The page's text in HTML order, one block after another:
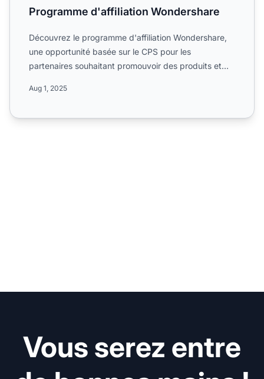
Programme d'affiliation Wondershare
Découvrez le programme d'affiliation Wondershare,
une opportunité basée sur le CPS pour les
partenaires souhaitant promouvoir des produits et
Aug 1, 2025
Vous serez entre